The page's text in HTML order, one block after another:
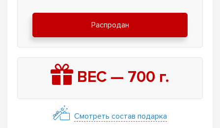
Распродан
ВЕС — 700 г.
Смотреть состав подарка